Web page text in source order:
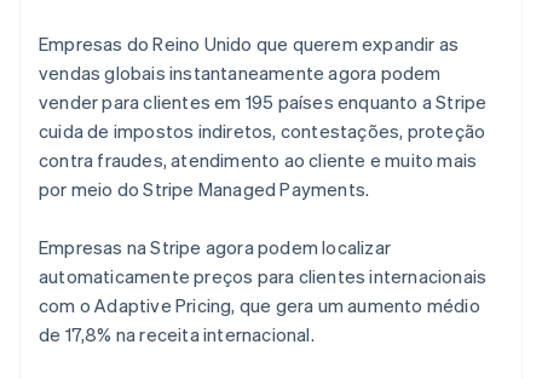
Empresas do Reino Unido que querem expandir as
vendas globais instantaneamente agora podem
vender para clientes em 195 países enquanto a Stripe
cuida de impostos indiretos, contestações, proteção
contra fraudes, atendimento ao cliente e muito mais
por meio do Stripe Managed Payments.
Empresas na Stripe agora podem localizar
automaticamente preços para clientes internacionais
com o Adaptive Pricing, que gera um aumento médio
de 17,8% na receita internacional.
NederlandsFrançais DeutschEnglish
Brasil
PortuguêsEnglish
Bulgária
English
Canadá
EnglishFrançais
China continental
Chipre
English
Croácia
EnglishItaliano